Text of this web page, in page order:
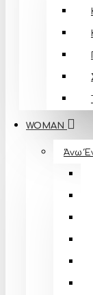
WOMAN
Άνω